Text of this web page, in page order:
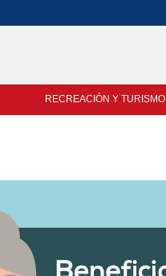
RECREACIÓN Y TURISMO